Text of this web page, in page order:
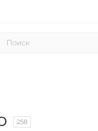
258